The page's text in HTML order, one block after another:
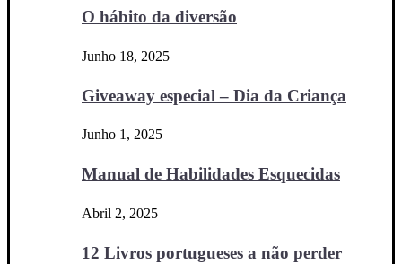
O hábito da diversão
Junho 18, 2025
Giveaway especial – Dia da Criança
Junho 1, 2025
Manual de Habilidades Esquecidas
Abril 2, 2025
12 Livros portugueses a não perder